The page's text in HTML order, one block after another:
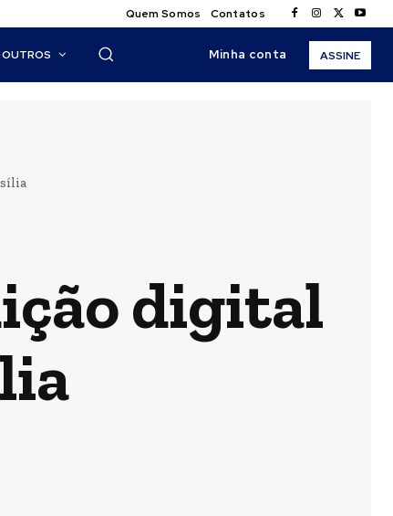
Quem Somos Contatos
OUTROS Minha conta ASSINE
digital